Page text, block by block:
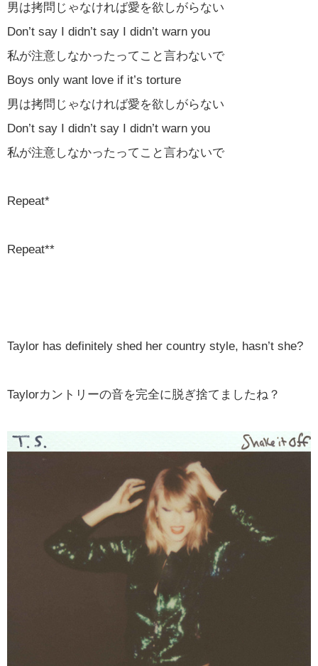
男は拷問じゃなければ愛を欲しがらない
Don’t say I didn’t say I didn’t warn you
私が注意しなかったってこと言わないで
Boys only want love if it’s torture
男は拷問じゃなければ愛を欲しがらない
Don’t say I didn’t say I didn’t warn you
私が注意しなかったってこと言わないで
Repeat*
Repeat**
Taylor has definitely shed her country style, hasn’t she?
Taylorカントリーの音を完全に脱ぎ捨てましたね？